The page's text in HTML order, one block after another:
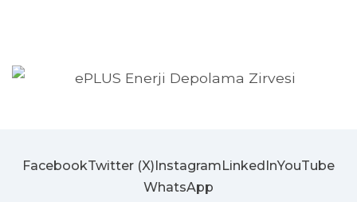
FacebookTwitter (X) Instagram LinkedInYouTube
WhatsApp